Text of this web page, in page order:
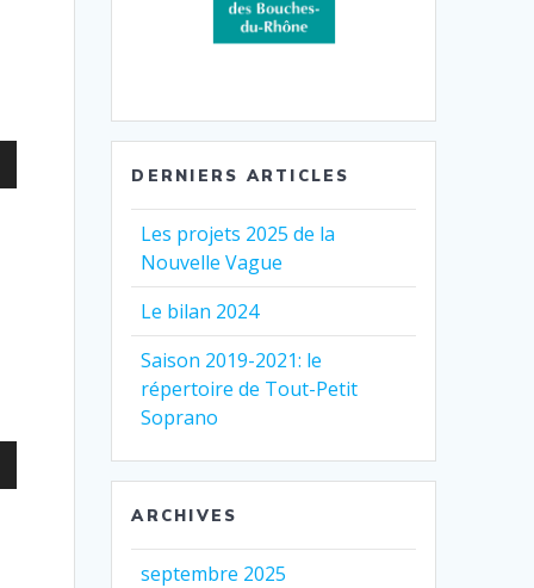
DERNIERS ARTICLES
Les projets 2025 de la
Nouvelle Vague
Le bilan 2024
Saison 2019-2021: le
répertoire de Tout-Petit
Soprano
ARCHIVES
septembre 2025